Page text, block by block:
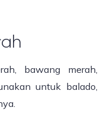
bawang merah,
untuk balado,